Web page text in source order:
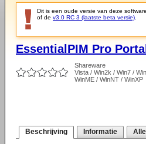
Dit is een oude versie van deze
of de v3.0 RC 3 (laatste beta versie)
EssentialPIM Pro
Shareware
Vista / Win2k / Win7 /
WinME / WinNT / WinXP
Beschrijving Informatie